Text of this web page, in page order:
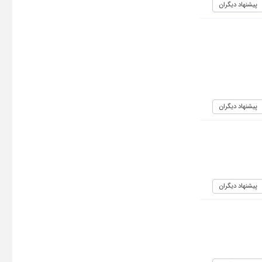
پیشنهاد دیگران
پیشنهاد دیگران
پیشنهاد دیگران